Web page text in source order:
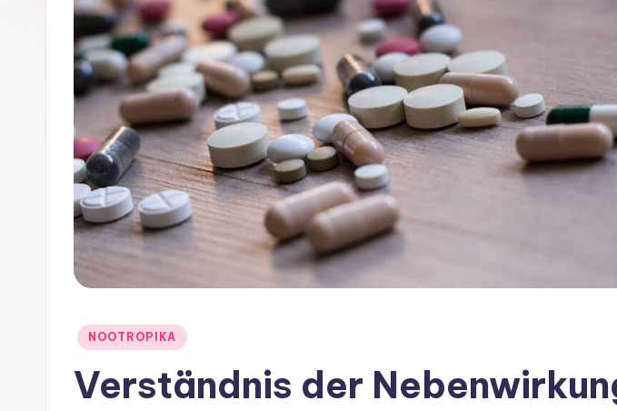
Posted
NOOTROPIKA
Verständnis der